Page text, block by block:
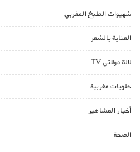
شهيوات الطبخ المغربي
العناية بالشعر
لالة مولاتي TV
حلويات مغربية
أخبار المشاهير
الصحة